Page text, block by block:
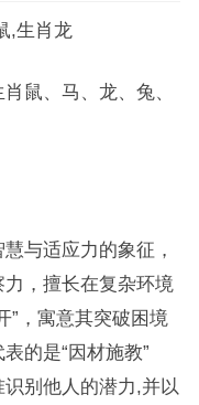
,生肖龙
鼠、马、龙、兔、
与适应力的象征，
，擅长在复杂环境
”，寓意其突破困境
表的是“因材施教”
别他人的潜力,并以